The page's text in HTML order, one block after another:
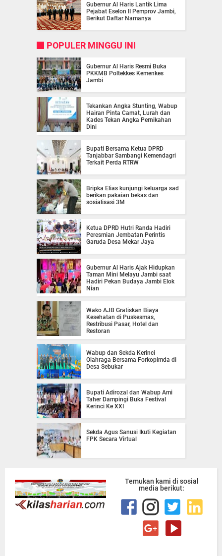
Gubernur Al Haris Lantik Lima
Pejabat Eselon II Pemprov Jambi,
Berikut Daftar Namanya
POPULER MINGGU INI
Gubernur Al Haris Resmi Buka
PKKMB Poltekkes Kemenkes
Jambi
Tekankan Angka Stunting, Wabup
Hairan Pinta Camat, Lurah dan
Kades Tekan Angka Pernikahan
Dini
Bupati Bersama Ketua DPRD
Tanjabbar Sambangi Kemendagri
Terkait Perda RTRW
Bripka Elias kunjungi keluarga sad
berikan pakaian bekas dan
sosialisasi 3M
Ketua DPRD Hutri Randa Hadiri
Peresmian Jembatan Perintis
Garuda Desa Mekar Jaya
Gubernur Al Haris Ajak Hidupkan
Taman Mini Melayu Jambi saat
Hadiri Pekan Budaya Jambi Elok
Nian
Wako AJB Gratiskan Biaya
Kesehatan di Puskesmas,
Restribusi Pasar, Hotel dan
Restoran
Wabup dan Sekda Kerinci
Olahraga Bersama Forkopimda di
Desa Sebukar
Bupati Adirozal dan Wabup Ami
Taher Dampingi Buka Festival
Kerinci Ke XXI
Sekda Agus Sanusi Ikuti Kegiatan
FPK Secara Virtual
Temukan kami di sosial
media berikut: